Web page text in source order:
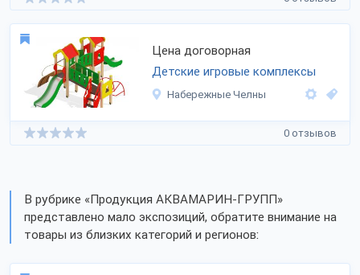
Цена договорная
Детские игровые комплексы
Набережные Челны
0 отзывов
В рубрике «Продукция АКВАМАРИН-ГРУПП»
представлено мало экспозиций, обратите внимание на
товары из близких категорий и регионов: